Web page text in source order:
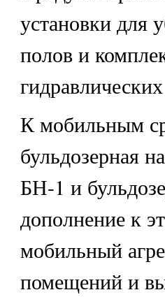
установки для
полов и
К мобильным
бульдозерная
БН-1 и
дополнение к
мобильный
помещений и